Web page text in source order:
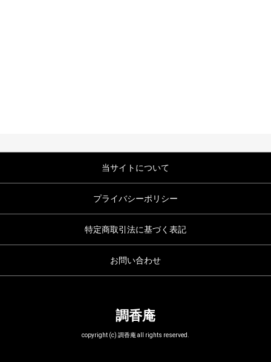
当サイトについて
プライバシーポリシー
特定商取引法に基づく表記
お問い合わせ
調香庵
copyright (c) 調香庵 all rights reserved.